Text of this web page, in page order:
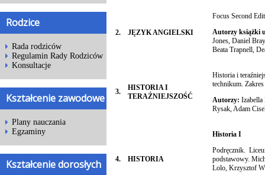
Rodzice
Rada rodziców
Regulamin Rady Rodziców
Konsultacje
Kształcenie zawodowe
Plany nauczania
Egzaminy
Kształcenie dorosłych
2. JĘZYK ANGIELSKI
Focus Second
Autorzy książki
Jones, Daniel
Beata Trapnell,
3.
HISTORIA I
TERAŹNIEJSZOŚĆ
Historia i
technikum.
Autorzy: Izabella
Rysak, Adam
4. HISTORIA
Historia I
Podręcznik.
podstawowy.
Lolo, Krzysztof